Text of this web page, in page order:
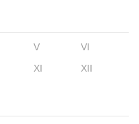
V
VI
XI XII